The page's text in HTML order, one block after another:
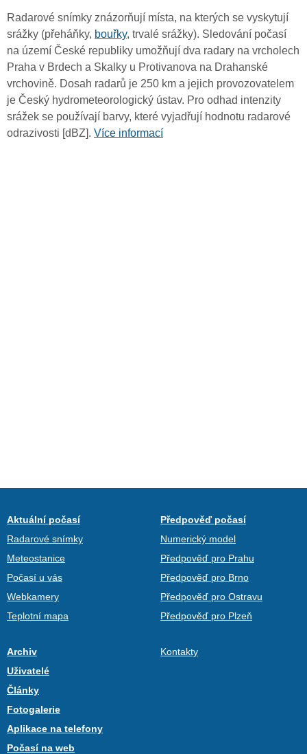
Radarové snímky znázorňují místa, na kterých se vyskytují
srážky (přeháňky, bouřky, trvalé srážky). Sledování počasí
na území České republiky umožňují dva radary na vrcholech
Praha v Brdech a Skalky u Protivanova na Drahanské
vrchovině. Dosah radarů je 250 km a jejich provozovatelem
je Český hydrometeorologický ústav. Pro odhad intenzity
srážek se používají barvy, které vyjadřují hodnotu radarové
odrazivosti [dBZ]. Více informací
Aktuální počasí
Radarové snímky
Meteostanice
Počasí u vás
Webkamery
Teplotní mapa
Předpověď počasí
Numerický model
Předpověď pro Prahu
Předpověď pro Brno
Předpověď pro Ostravu
Předpověď pro Plzeň
Archiv
Uživatelé
Články
Fotogalerie
Aplikace na telefony
Počasí na web
Kontakty